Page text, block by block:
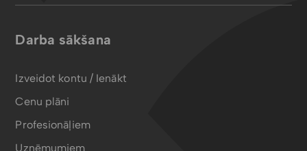
Darba sākšana
Izveidot kontu / Ienākt
Cenu plāni
Profesionāļiem
Uzņēmumiem